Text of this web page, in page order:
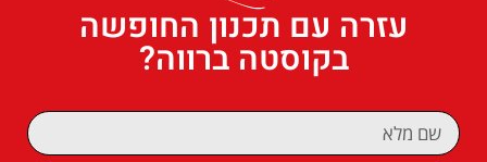
עזרה עם תכנון החופשה
בקוסטה ברווה?